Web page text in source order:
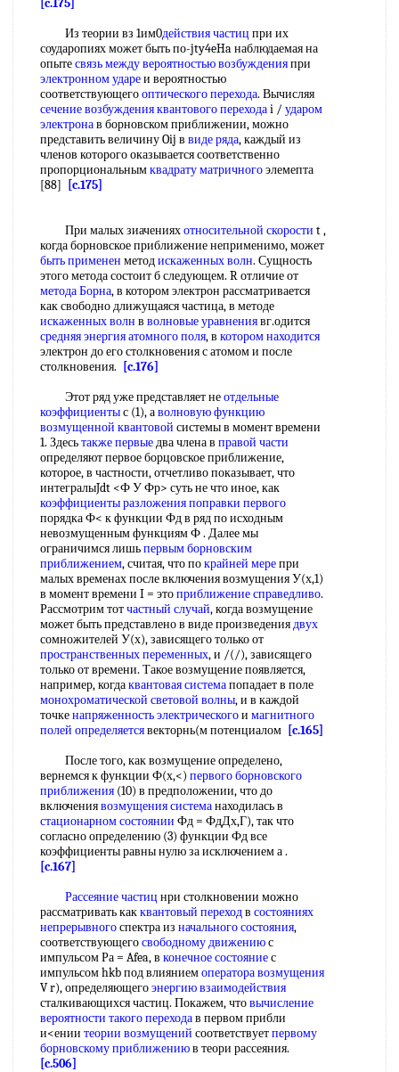
[c.175]
Из теории вз 1им0действия частиц при их
соударопиях может быть по-jty4eHa наблюдаемая на
опытесвязь междувероятностью возбужденияпри
электронном удареи вероятностью
соответствующегооптического перехода. Вычисляя
сечение возбужденияквантового переходаi / ударом
электронав борновском приближении, можно
представить величину Oij в виде ряда, каждый из
членов которого оказывается соответственно
пропорциональнымквадрату матричногоэлемепта
[88]
[c.175]
При малых зиаченияхотносительной скорости t ,
когда борновское приближение неприменимо, может
быть применен методискаженных волн. Сущность
этого метода состоит б следующем. R отличие от
метода Борна, в котором электрон рассматривается
как свободно длижущаяся частица, в методе
искаженных волн в волновые уравнениявг.одится
средняя энергияатомного поля, в котором находится
электрон до его столкновения с атомом и после
столкновения.
[c.176]
Этот ряд уже представляет неотдельные
коэффициентыс (1), аволновую функцию
возмущенной квантовой системы в момент времени
1. Здесьтакже первыедва члена в правой части
определяют первое борцовское приближение,
которое, в частности, отчетливо показывает, что
интегралыJdt <Ф У Фр> суть не что иное, как
коэффициенты разложенияпоправки первого
порядка Ф< к функции Фд в ряд по исходным
невозмущенным функциям Ф . Далее мы
ограничимся лишьпервым борновским
приближением, считая, что покрайней мерепри
малых временах после включения возмущения У(х,1)
в момент времени I = этоприближение справедливо.
Рассмотрим тотчастный случай, когда возмущение
может быть представлено в виде произведениядвух
сомножителей У(х), зависящего только от
пространственных переменных, и /(/), зависящего
только от времени. Такое возмущение появляется,
например, когдаквантовая системапопадает в поле
монохроматической световой волны, и в каждой
точкенапряженность электрическогои магнитного
полей определяетсявекторнь(м потенциалом [c.165]
После того, как возмущение определено,
вернемся к функции Ф(х,<) первого борновского
приближения (10) в предположении, что до
включениявозмущения системанаходилась в
стационарном состоянии Фд = ФдДх,Г), так что
согласно определению (3) функции Фд все
коэффициенты равны нулю за исключением а .
[c.167]
Рассеяние частиц нри столкновении можно
рассматривать какквантовый переходв состояниях
непрерывногоспектра из начального состояния,
соответствующегосвободному движениюс
импульсом Ра = Afea, в конечное состояниес
импульсом hkb под влияниемоператора возмущения
V r), определяющегоэнергию взаимодействия
сталкивающихся частиц. Покажем, чтовычисление
вероятности такого переходав первом прибли
и<ении теории возмущений соответствуетпервому
борновскому приближениюв теори рассеяния.
[c.506]